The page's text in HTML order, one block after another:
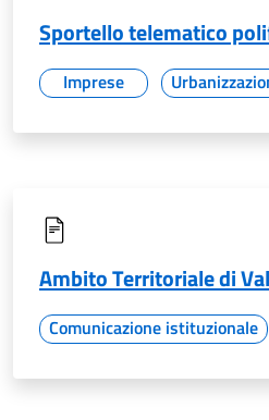
Sportello telematico
Imprese
Ambito Territoriale di
Comunicazione istituzionale